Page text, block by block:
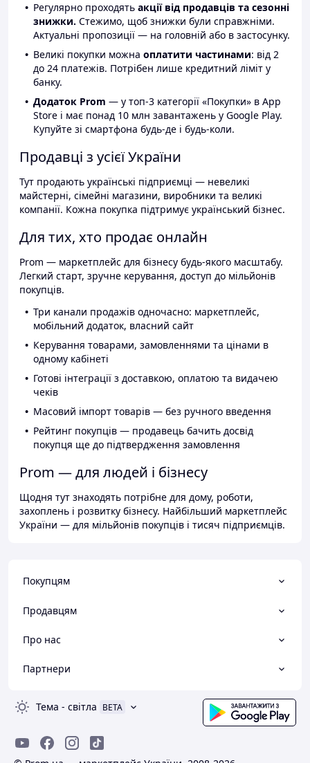
Регулярно проходять акції від продавців та сезонні
знижки. Стежимо, щоб знижки були справжніми.
Актуальні пропозиції — на головній або в застосунку.
Великі покупки можна оплатити частинами: від 2
до 24 платежів. Потрібен лише кредитний ліміт у
банку.
Додаток Prom — у топ-3 категорії «Покупки» в App
Store і має понад 10 млн завантажень у Google Play.
Купуйте зі смартфона будь-де і будь-коли.
Продавці з усієї України
Тут продають українські підприємці — невеликі
майстерні, сімейні магазини, виробники та великі
компанії. Кожна покупка підтримує український бізнес.
Для тих, хто продає онлайн
Prom — маркетплейс для бізнесу будь-якого масштабу.
Легкий старт, зручне керування, доступ до мільйонів
покупців.
Три канали продажів одночасно: маркетплейс,
мобільний додаток, власний сайт
Керування товарами, замовленнями та цінами в
одному кабінеті
Готові інтеграції з доставкою, оплатою та видачею
чеків
Масовий імпорт товарів — без ручного введення
Рейтинг покупців — продавець бачить досвід
покупця ще до підтвердження замовлення
Prom — для людей і бізнесу
Щодня тут знаходять потрібне для дому, роботи,
захоплень і розвитку бізнесу. Найбільший маркетплейс
України — для мільйонів покупців і тисяч підприємців.
Покупцям
Продавцям
Про нас
Партнери
Тема - світла BETA